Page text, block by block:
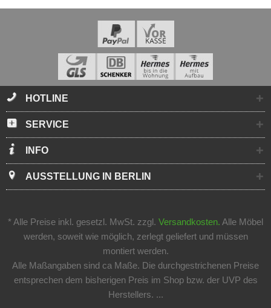
HOTLINE
SERVICE
INFO
AUSSTELLUNG IN BERLIN
* Alle Preise inkl. gesetzl. MwSt. zzgl. Versandkosten. Alle Möbel
werden, soweit wie möglich, zerlegt geliefert und müssen
montiert werden.
Alle Maßangaben sind ca Maße. Die durchgestrichenen Preise
entsprechen dem bisherigen Preis im Shop bzw. der UVP des
Herstellers. ...